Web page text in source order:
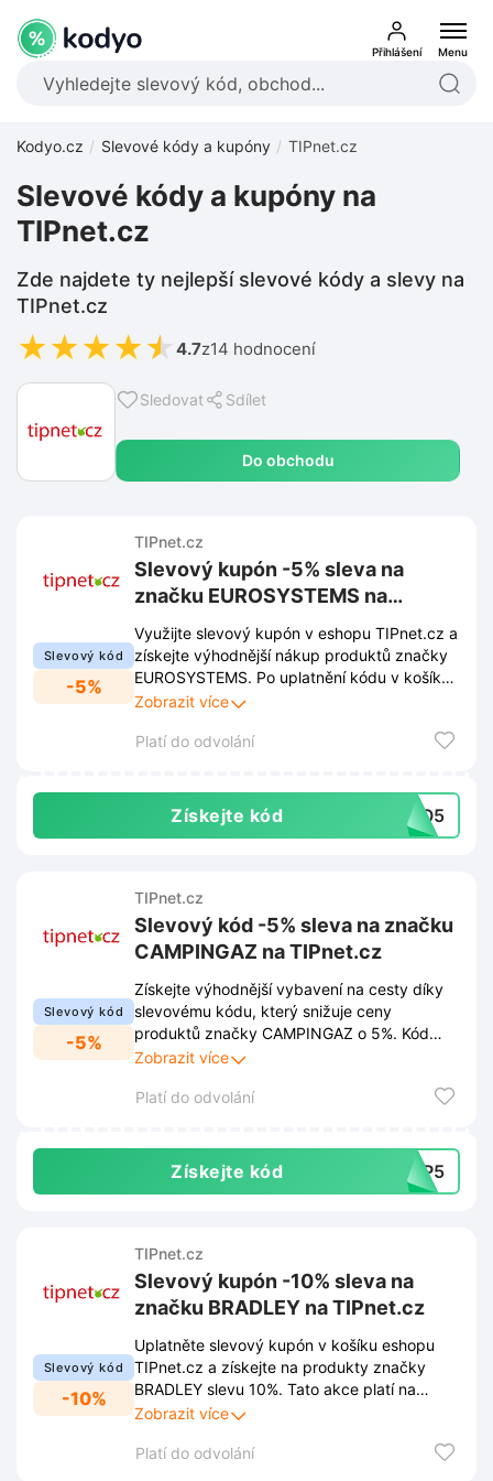
Přihlášení Menu
Kodyo.cz Slevové kódy a kupóny TIPnet.cz
Sledovat Sdílet
Do obchodu
Slevové kódy a kupóny na
TIPnet.cz
Zde najdete ty nejlepší slevové kódy a slevy na
TIPnet.cz
★★★★★ 4.7z14 hodnocení
Slevový kód
-5%
TIPnet.cz
Slevový kupón -5% sleva na
značku EUROSYSTEMS na
TIPnet.cz
Využijte slevový kupón v eshopu TIPnet.cz a
získejte výhodnější nákup produktů značky
EUROSYSTEMS. Po uplatnění kódu v košíku
se cena vybraného zboží sníží o 5%.
Zobrazit více
Platí do odvolání
Získejte kód URO5
Slevový kód
-5%
TIPnet.cz
Slevový kód -5% sleva na značku
CAMPINGAZ na TIPnet.cz
Získejte výhodnější vybavení na cesty díky
slevovému kódu, který snižuje ceny
produktů značky CAMPINGAZ o 5%. Kód
stačí uplatnit v košíku eshopu TIPnet.cz a
Zobrazit více
Platí do odvolání
Získejte kód AMP5
Slevový kód
-10%
TIPnet.cz
Slevový kupón -10% sleva na
značku BRADLEY na TIPnet.cz
Uplatněte slevový kupón v košíku eshopu
TIPnet.cz a získejte na produkty značky
BRADLEY slevu 10%. Tato akce platí na
veškerý sortiment této značky při zadání
Zobrazit více
Platí do odvolání